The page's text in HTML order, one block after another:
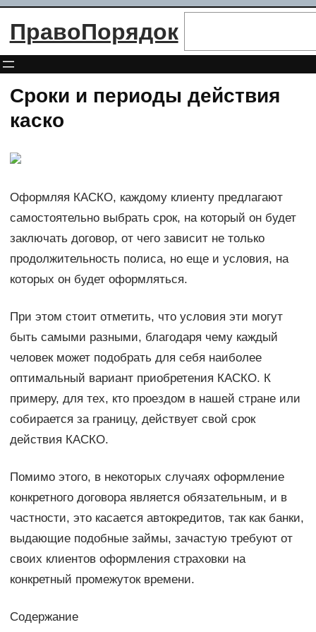
Перейти
ПравоПорядок
Сроки и периоды действия
каско
Оформляя КАСКО, каждому клиенту предлагают
самостоятельно выбрать срок, на который он будет
заключать договор, от чего зависит не только
продолжительность полиса, но еще и условия, на
которых он будет оформляться.
При этом стоит отметить, что условия эти могут
быть самыми разными, благодаря чему каждый
человек может подобрать для себя наиболее
оптимальный вариант приобретения КАСКО. К
примеру, для тех, кто проездом в нашей стране или
собирается за границу, действует свой срок
действия КАСКО.
Помимо этого, в некоторых случаях оформление
конкретного договора является обязательным, и в
частности, это касается автокредитов, так как банки,
выдающие подобные займы, зачастую требуют от
своих клиентов оформления страховки на
конкретный промежуток времени.
Содержание